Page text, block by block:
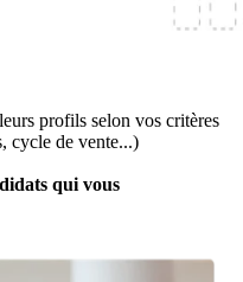
profils selon vos critères
cycle de vente...)
qui vous